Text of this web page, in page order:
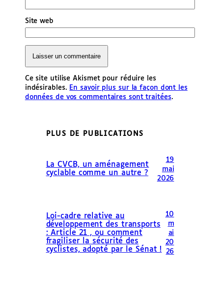
Site web
Ce site utilise Akismet pour réduire les
indésirables. En savoir plus sur la façon dont les
données de vos commentaires sont traitées.
PLUS DE PUBLICATIONS
La CVCB, un aménagement
cyclable comme un autre ?
19
mai
2026
Loi-cadre relative au
développement des transports
: Article 21 , ou comment
fragiliser la sécurité des
cyclistes, adopté par le Sénat !
10
m
ai
20
26